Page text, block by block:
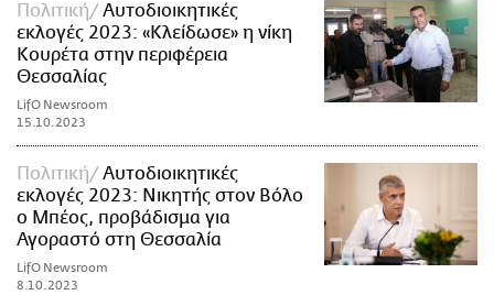
Πολιτική
Αυτοδιοικητικές
εκλογές 2023: «Κλείδωσε» η νίκη
Κουρέτα στην περιφέρεια
Θεσσαλίας
LifO Newsroom
15.10.2023
Πολιτική
Αυτοδιοικητικές
εκλογές 2023: Νικητής στον Βόλο
ο Μπέος, προβάδισμα για
Αγοραστό στη Θεσσαλία
LifO Newsroom
8.10.2023